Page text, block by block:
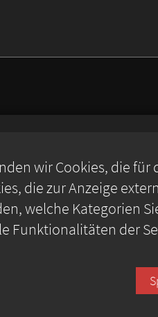
wir Cookies, die
die zur Anzeige
welche Kategorien
Funktionalitäten der